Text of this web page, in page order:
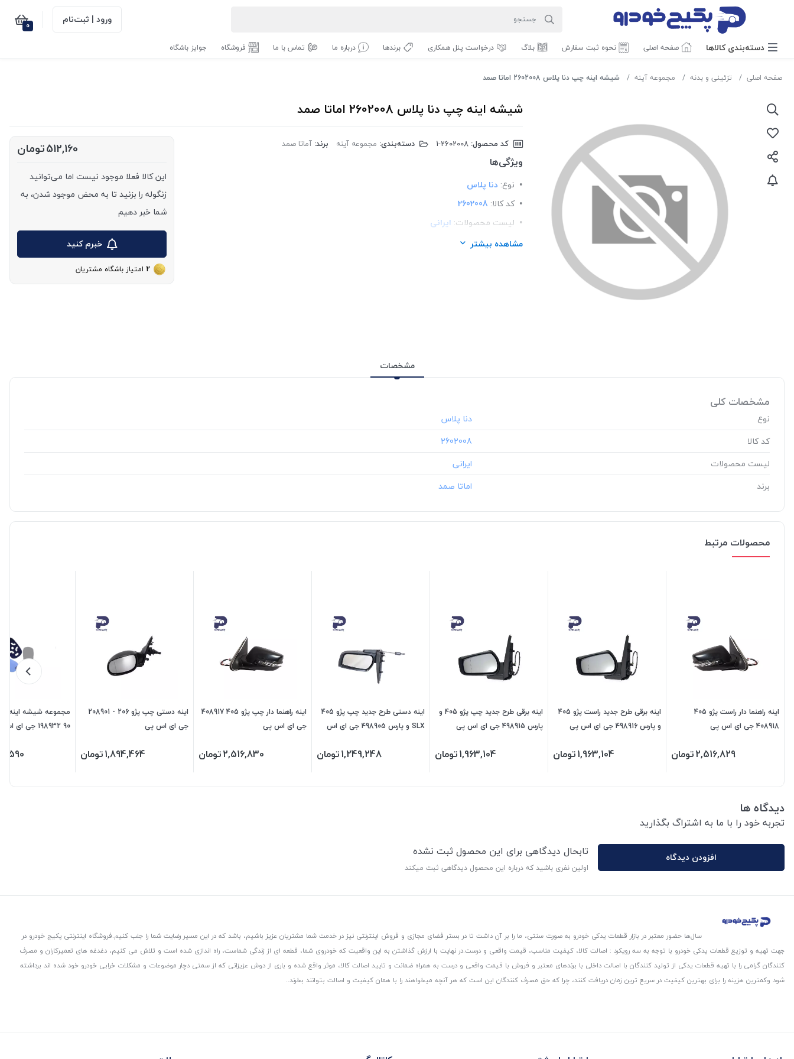
ورود | ثبت‌نام 0
دسته‌بندی‌ کالاها صفحه اصلی نحوه ثبت سفارش بلاگ درخواست پنل همکاری برندها درباره ما تماس با ما فروشگاه جوایز باشگاه
صفحه اصلی تزئینی و بدنه مجموعه آینه شیشه اینه چپ دنا پلاس 2602008 اماتا صمد
شیشه اینه چپ دنا پلاس 2602008 اماتا صمد
کد محصول: دسته‌بندی: مجموعه آینه برند: آماتا صمد
ویژگی‌ها
نوع: دنا پلاس
کد کالا: 2602008
لیست محصولات: ایرانی
برند:اماتا صمد
مشاهده بیشتر
512,160تومان
این کالا فعلا موجود نیست اما می‌توانید
زنگوله را بزنید تا به محض موجود شدن، به
شما خبر دهیم
خبرم کنید
2 امتیاز باشگاه مشتریان
مشخصات
مشخصات کلی
نوع
کد کالا
‎2602008
لیست محصولات
برند
محصولات مرتبط
اینه راهنما دار راست پژو 405
408918 جی ای اس پی
2,516,829تومان
اینه برقی طرح جدید راست پژو 405
و پارس 498916 جی ای اس پی
1,963,104تومان
اینه برقی طرح جدید چپ پژو 405 و
پارس 498915 جی ای اس پی
1,963,104تومان
اینه دستی طرح جدید چپ پژو 405
SLX و پارس 498905 جی ای اس
1,249,248تومان
اینه راهنما دار چپ پژو 405 408917
جی ای اس پی
2,516,830تومان
اینه دستی چپ پژو 206 - 208901
جی ای اس پی
1,894,464تومان
مجموعه شیشه اینه
90 198932 جی ای اس پی
دیدگاه ها
تجربه خود را با ما به اشتراگ بگذارید
افزودن دیدگاه تابحال دیدگاهی برای این محصول ثبت نشده
اولین نفری باشید که درباره این محصول دیدگاهی ثبت میکند
سال‌ها حضور معتبر در بازار قطعات یدکی خودرو به صورت سنتی، ما را بر آن داشت تا در بستر فضای مجازی و فروش اینترنتی نیز در خدمت شما مشتریان عزیز باشیم، باشد که در این مسیر رضایت شما را جلب کنیم.فروشگاه اینترنتی پکیج خودرو در
جهت تهیه و توزیع قطعات یدکی خودرو با توجه به سه رویکرد : اصالت کالا، کیفیت مناسب، قیمت واقعی و درست.در نهایت با ارزش گذاشتن به این واقعیت که خودروی شما، قطعه ای از زندگی شماست، راه اندازی شده است و تلاش می کنیم، دغدغه های تعمیرکاران و مصرف
کنندگان گرامی را با تهیه قطعات یدکی از تولید کنندگان با اصالت داخلی با برندهای معتبر و فروش با قیمت واقعی و درست به همراه ضمانت و تایید اصالت کالا، موثر واقع شده و باری از دوش عزیزانی که از سمتی دچار موضوعات و مشکلات خرابی خودرو خود شده اند برداشته
شود و‌کمترین هزینه را برای بهترین کیفیت در سریع ترین زمان دریافت کنند، چرا که حق مصرف کنندگان این است که هر آنچه میخواهند را با همان کیفیت و اصالت بتوانند بخرند..